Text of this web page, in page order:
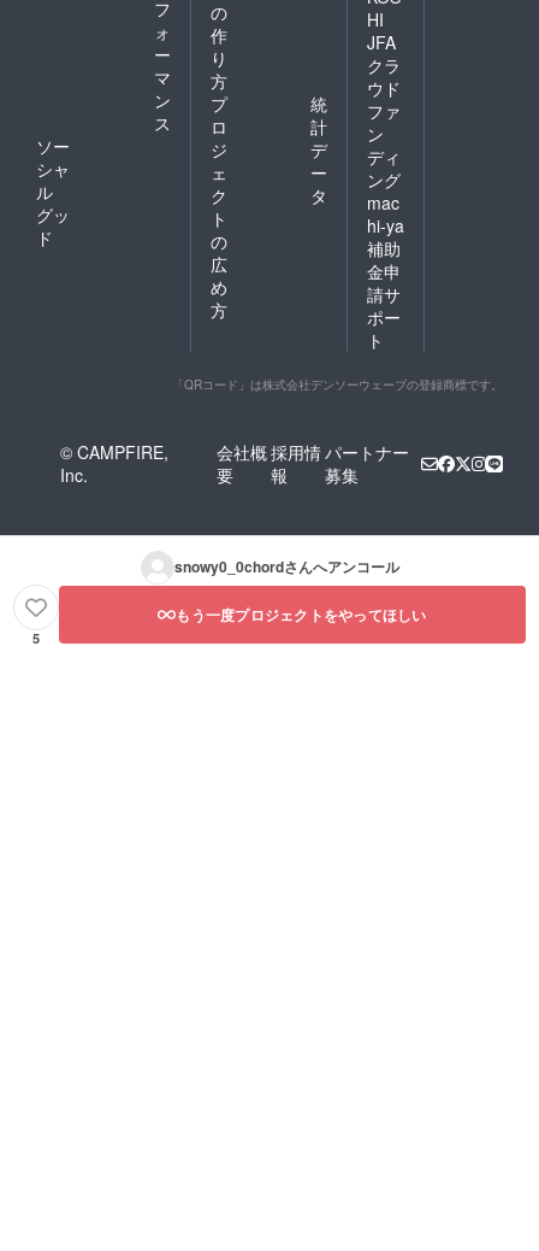
フ
ォ
ー
マ
ン
ス
ソー
シャ
ル
グッ
ド
の
作
り
方
プ
ロ
ジ
ェ
ク
ト
の
広
め
方
統
計
デ
ー
タ
HI
JFA
クラ
ウド
ファ
ン
ディ
ング
mac
hi-ya
補助
金申
請サ
ポー
ト
「QRコード」は株式会社デンソーウェーブの登録商標です。
© CAMPFIRE,
Inc.
会社概
要
採用情
報
パートナー
募集
snowy0_0chordさんへアンコール
5
もう一度プロジェクトをやってほしい